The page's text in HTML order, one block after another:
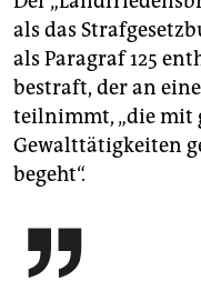
als das
als Paragraf 125
bestraft, der an
teilnimmt, „die mit
Gewalttätigkeiten
begeht“.
